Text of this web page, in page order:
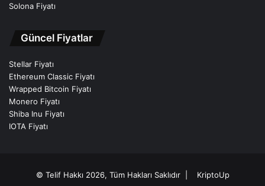
Solona Fiyatı
Güncel Fiyatlar
Stellar Fiyatı
Ethereum Classic Fiyatı
Wrapped Bitcoin Fiyatı
Monero Fiyatı
Shiba Inu Fiyatı
IOTA Fiyatı
© Telif Hakkı 2026, Tüm Hakları Saklıdır |
KriptoUp